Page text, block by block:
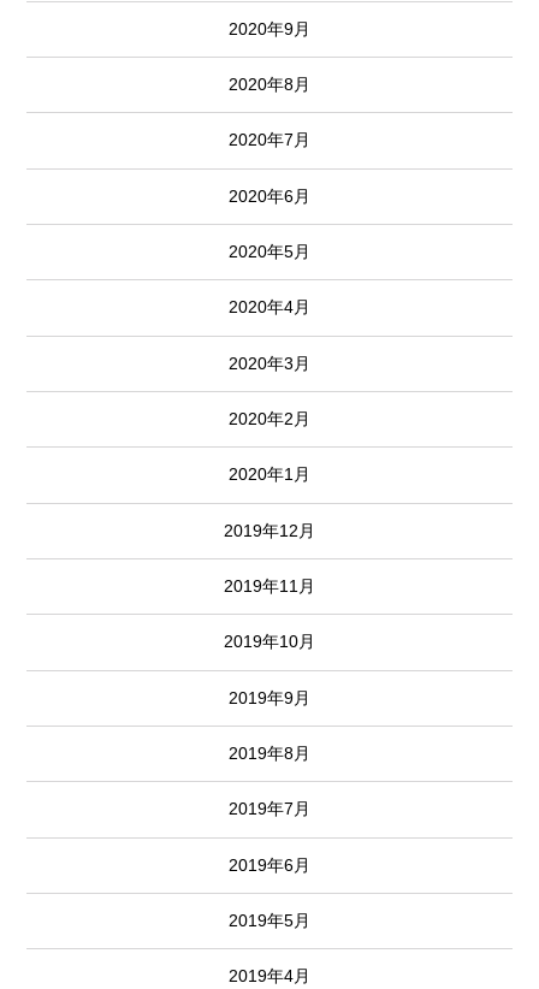
2020年9月
2020年8月
2020年7月
2020年6月
2020年5月
2020年4月
2020年3月
2020年2月
2020年1月
2019年12月
2019年11月
2019年10月
2019年9月
2019年8月
2019年7月
2019年6月
2019年5月
2019年4月